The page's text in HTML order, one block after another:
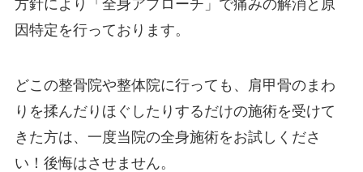
方針により「全身アプローチ」で痛みの解消と原
因特定を行っております。
どこの整骨院や整体院に行っても、肩甲骨のまわ
りを揉んだりほぐしたりするだけの施術を受けて
きた方は、一度当院の全身施術をお試しくださ
い！後悔はさせません。